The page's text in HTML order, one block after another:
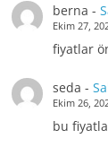
berna -
Ekim 27,
fiyatlar
seda -
Ekim 26,
bu